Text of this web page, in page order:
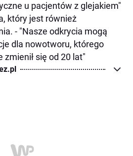
u pacjentów z glejakiem"
który jest również
- "Nasze odkrycia mogą
dla nowotworu, którego
się od 20 lat"